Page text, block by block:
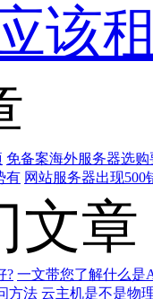
该
免备案海外服务器选
有 网站服务器出现500
文章
? 一文带您了解什么是
方法 云主机是不是物